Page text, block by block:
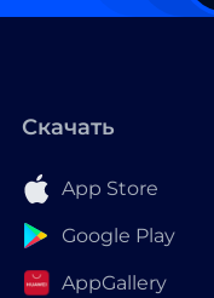
Скачать
App Store
Google Play
AppGallery